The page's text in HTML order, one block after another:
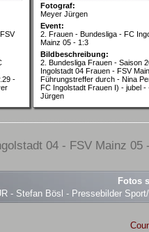
-
Fotograf:
Meyer Jürgen
Event:
2. Frauen - Bundesliga - FC
Mainz 05 - 1:3
Bildbeschreibung:
2. Bundesliga Frauen - Saison
Ingolstadt 04 Frauen - FSV
Führungstreffer durch - Nina
FC Ingolstadt Frauen I) - jubel -
Jürgen
04 - FSV Mainz
Fotos
- Stefan Bösl - Pressebilder